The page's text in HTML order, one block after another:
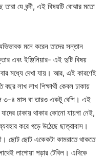
যে বন্দী, এই বিষয়টি বোঝার মতো
মনে করেন তাদের সন্তান
এবং ইঞ্জিনিয়ার- এই দুটি বিষয়
মধ্যে দেখা যায়। আর, এই কারণেই
লাখ লাখ শিক্ষার্থী কেবল ঢাকায়
৩-৪ মাস বা তারও একটু বেশি। এই
ঢাকায় থাকার কোনো যায়গা নেই,
করে গড়ে উঠেছে ছাত্রাবাস।
ছোট ছোট একেকটা কামরাতে থাকতে
লাগোয়া পড়ার টেবিল। এদিকে